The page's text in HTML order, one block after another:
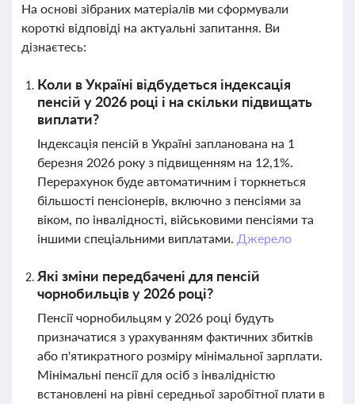
На основі зібраних матеріалів ми сформували
короткі відповіді на актуальні запитання. Ви
дізнаєтесь:
Коли в Україні відбудеться індексація
пенсій у 2026 році і на скільки підвищать
виплати?
Індексація пенсій в Україні запланована на 1
березня 2026 року з підвищенням на 12,1%.
Перерахунок буде автоматичним і торкнеться
більшості пенсіонерів, включно з пенсіями за
віком, по інвалідності, військовими пенсіями та
іншими спеціальними виплатами. Джерело
Які зміни передбачені для пенсій
чорнобильців у 2026 році?
Пенсії чорнобильцям у 2026 році будуть
призначатися з урахуванням фактичних збитків
або п'ятикратного розміру мінімальної зарплати.
Мінімальні пенсії для осіб з інвалідністю
встановлені на рівні середньої заробітної плати в